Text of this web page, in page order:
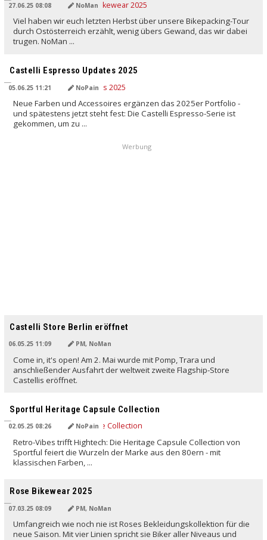
27.06.25 08:08 NoMan
Viel haben wir euch letzten Herbst über unsere Bikepacking-Tour
durch Ostösterreich erzählt, wenig übers Gewand, das wir dabei
trugen. NoMan ...
Castelli Espresso Updates 2025
05.06.25 11:21 NoPain
Neue Farben und Accessoires ergänzen das 2025er Portfolio -
und spätestens jetzt steht fest: Die Castelli Espresso-Serie ist
gekommen, um zu ...
Werbung
Castelli Store Berlin eröffnet
06.05.25 11:09 PM, NoMan
Come in, it's open! Am 2. Mai wurde mit Pomp, Trara und
anschließender Ausfahrt der weltweit zweite Flagship-Store
Castellis eröffnet.
Sportful Heritage Capsule Collection
02.05.25 08:26 NoPain
Retro-Vibes trifft Hightech: Die Heritage Capsule Collection von
Sportful feiert die Wurzeln der Marke aus den 80ern - mit
klassischen Farben, ...
Rose Bikewear 2025
07.03.25 08:09 PM, NoMan
Umfangreich wie noch nie ist Roses Bekleidungskollektion für die
neue Saison. Mit vier Linien spricht sie Biker aller Niveaus und